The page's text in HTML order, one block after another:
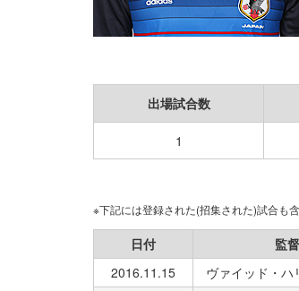
出場試合数
1
※下記には登録された(招集された)試合も
日付 監督
2016.11.15
ヴァイッド・ハ